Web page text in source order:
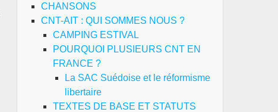
CHANSONS
CNT-AIT : QUI SOMMES NOUS ?
CAMPING ESTIVAL
POURQUOI PLUSIEURS CNT EN
FRANCE ?
La SAC Suédoise et le réformisme
libertaire
TEXTES DE BASE ET STATUTS